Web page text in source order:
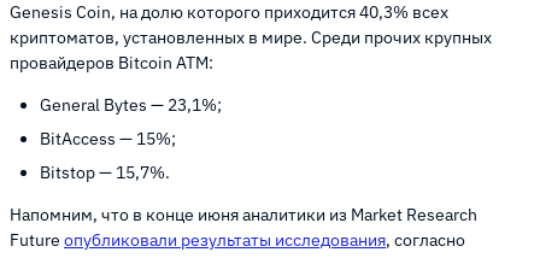
Genesis Coin, на долю которого приходится 40,3% всех
криптоматов, установленных в мире. Среди прочих крупных
провайдеров Bitcoin ATM:
General Bytes — 23,1%;
BitAccess — 15%;
Bitstop — 15,7%.
Напомним, что в конце июня аналитики из Market Research
Future опубликовали результаты исследования, согласно